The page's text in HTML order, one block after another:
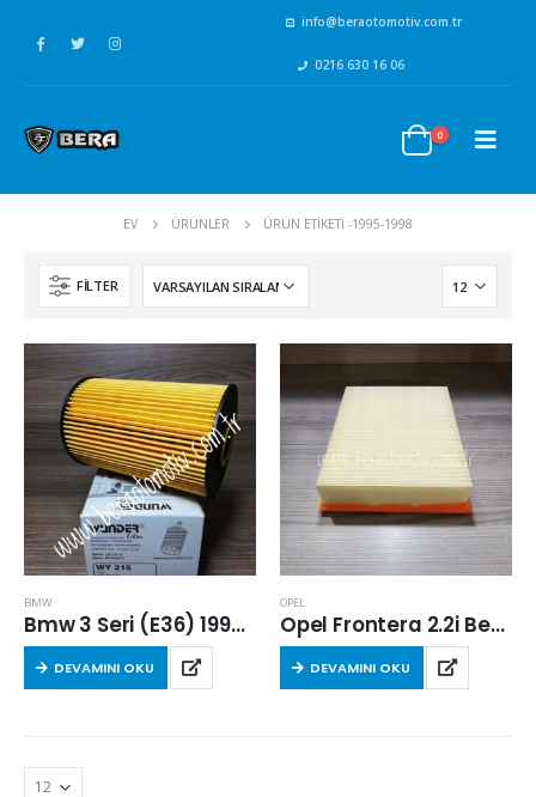
info@beraotomotiv.com.tr
0216 630 16 06
0
EV ÜRÜNLER ÜRÜN ETIKETI -1995-1998
FILTER
BMW
Bmw 3 Seri (E36) 1995-1998 Arası 3.18 Tds Yağ Filtresi
DEVAMINI OKU
OPEL
Opel Frontera 2.2i Benzinli 1995-1998 Arası Hava Filtresi
DEVAMINI OKU